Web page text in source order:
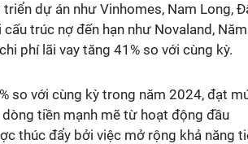
dự án như Vinhomes, Nam Long,
trúc nợ đến hạn như Novaland, Năm
phí lãi vay tăng 41% so với cùng kỳ.
so với cùng kỳ trong năm 2024, đạt
tiền mạnh mẽ từ hoạt động đầu
thúc đẩy bởi việc mở rộng khả năng